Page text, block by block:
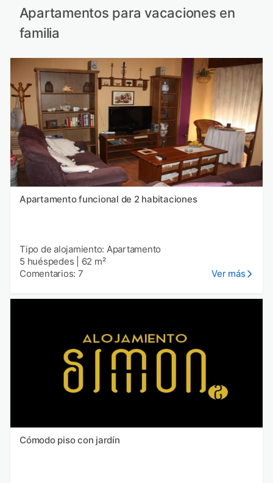
Apartamentos para vacaciones en
familia
Apartamento funcional de 2 habitaciones
Tipo de alojamiento: Apartamento
5 huéspedes
62 m²
Comentarios: 7
Ver más
Cómodo piso con jardín